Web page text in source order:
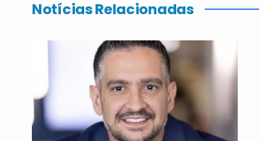
Notícias Relacionadas